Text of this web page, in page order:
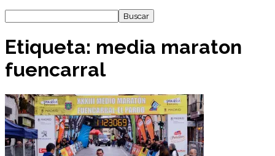
Etiqueta: media maraton
fuencarral